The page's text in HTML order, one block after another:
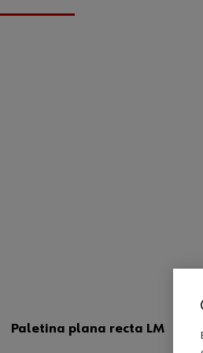
Paletina plana recta LM